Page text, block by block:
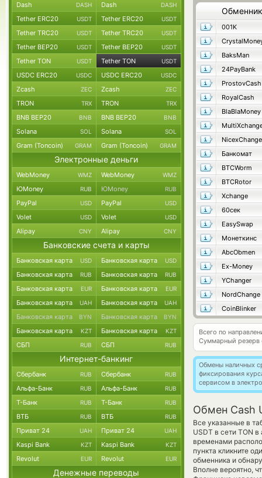
Обменник
001K
BaksMan
24PayBank
ProstovCash
RoyalCash
BlaBlaMoney
Банкомат
BTCWorm
BTCRotor
Xchange
60сек
EasySwap
Монеткинс
AbcObmen
Ex-Money
YChanger
NordChange
CoinBlinker
Всего по
Суммарный резерв
Обмены наличных
фиксирования
сервисом в
Обмен Cash
Все указанные в
USDT в сети TON
временами
пункта кликните
обменника и
Вполне вероятно,
Dash DASH Dash DASH
Tether ERC20 USDT Tether ERC20 USDT
Tether TRC20 USDT Tether TRC20 USDT
Tether BEP20 USDT Tether BEP20 USDT
Tether TON USDT Tether TON USDT
USDC ERC20 USDC USDC ERC20 USDC
Zcash ZEC Zcash ZEC
TRON TRX TRON TRX
BNB BEP20 BNB BNB BEP20 BNB
Solana SOL Solana SOL
Gram (Toncoin) GRAM Gram (Toncoin) GRAM
Электронные деньги
WebMoney WMZ WebMoney WMZ
ЮMoney RUB ЮMoney RUB
PayPal USD PayPal USD
Volet USD Volet USD
Alipay CNY Alipay CNY
Банковские счета и карты
Банковская карта USD Банковская карта USD
Банковская карта RUB Банковская карта RUB
Банковская карта EUR Банковская карта EUR
Банковская карта UAH Банковская карта UAH
Банковская карта BYN Банковская карта BYN
Банковская карта KZT Банковская карта KZT
СБП RUB СБП RUB
Интернет-банкинг
Сбербанк RUB Сбербанк RUB
Альфа-Банк RUB Альфа-Банк RUB
Т-Банк RUB Т-Банк RUB
ВТБ RUB ВТБ RUB
Приват 24 UAH Приват 24 UAH
Kaspi Bank KZT Kaspi Bank KZT
Revolut EUR Revolut EUR
Денежные переводы